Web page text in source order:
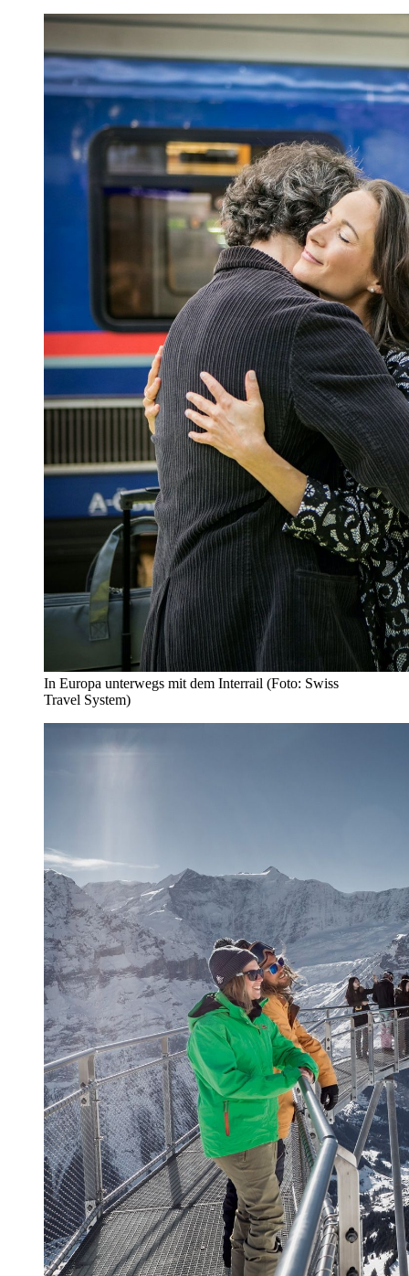
In Europa unterwegs mit dem Interrail (Foto: Swiss
Travel System)